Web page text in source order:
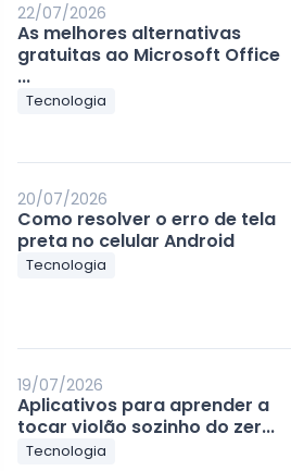
22/07/2026
As melhores alternativas
gratuitas ao Microsoft Office
...
Tecnologia
20/07/2026
Como resolver o erro de tela
preta no celular Android
Tecnologia
19/07/2026
Aplicativos para aprender a
tocar violão sozinho do zer...
Tecnologia